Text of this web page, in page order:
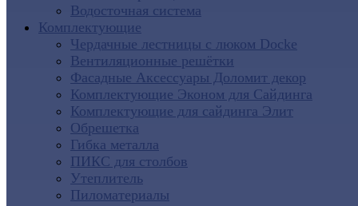
Водосточная система
Комплектующие
Чердачные лестницы с люком Docke
Вентиляционные решётки
Фасадные Аксессуары Доломит декор
Комплектующие Эконом для Сайдинга
Комплектующие для cайдинга Элит
Обрешетка
Гибка металла
ПИКС для столбов
Утеплитель
Пиломатериалы